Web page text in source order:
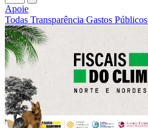
Apoie
Todas Transparência Gastos Públicos